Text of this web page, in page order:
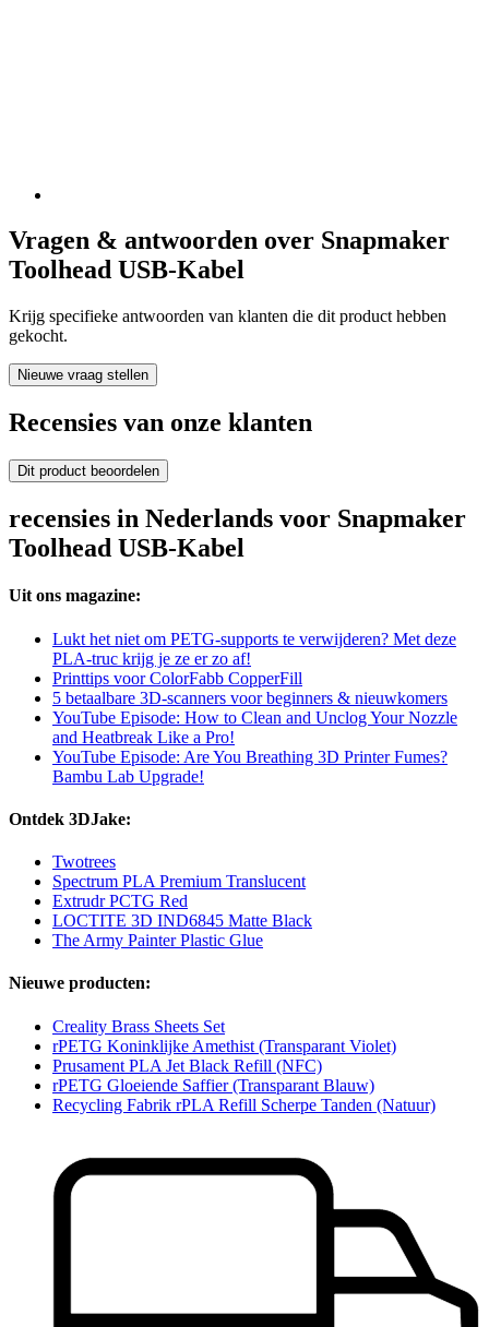
Vragen & antwoorden over Snapmaker
Toolhead USB-Kabel
Krijg specifieke antwoorden van klanten die dit product hebben
gekocht.
Nieuwe vraag stellen
Recensies van onze klanten
Dit product beoordelen
recensies in Nederlands voor Snapmaker
Toolhead USB-Kabel
Uit ons magazine:
Lukt het niet om PETG-supports te verwijderen? Met deze
PLA-truc krijg je ze er zo af!
Printtips voor ColorFabb CopperFill
5 betaalbare 3D-scanners voor beginners & nieuwkomers
YouTube Episode: How to Clean and Unclog Your Nozzle
and Heatbreak Like a Pro!
YouTube Episode: Are You Breathing 3D Printer Fumes?
Bambu Lab Upgrade!
Ontdek 3DJake:
Twotrees
Spectrum PLA Premium Translucent
Extrudr PCTG Red
LOCTITE 3D IND6845 Matte Black
The Army Painter Plastic Glue
Nieuwe producten:
Creality Brass Sheets Set
rPETG Koninklijke Amethist (Transparant Violet)
Prusament PLA Jet Black Refill (NFC)
rPETG Gloeiende Saffier (Transparant Blauw)
Recycling Fabrik rPLA Refill Scherpe Tanden (Natuur)